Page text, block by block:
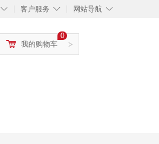
◇ ◇
客户服务 ◇
网站导航
>
0
我的购物车